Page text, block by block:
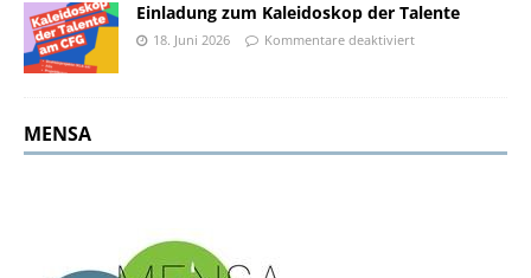
Einladung zum Kaleidoskop der Talente
18. Juni 2026 Kommentare deaktiviert
MENSA